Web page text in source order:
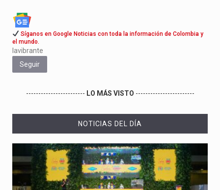
Síganos en Google Noticias con toda la información de Colombia y
el mundo.
lavibrante
Seguir
------------------------ LO MÁS VISTO ------------------------
NOTICIAS DEL DÍA